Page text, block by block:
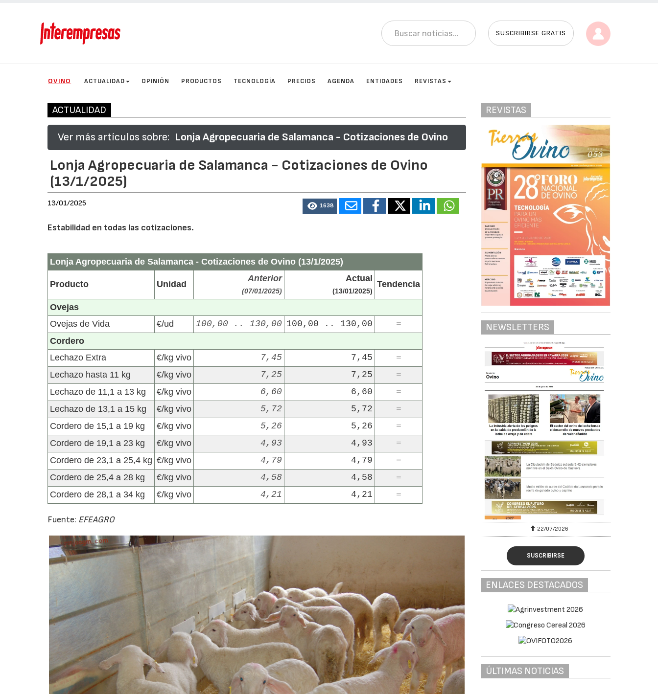
SUSCRIBIRSE GRATIS
OVINO ACTUALIDAD OPINIÓN PRODUCTOS TECNOLOGÍA PRECIOS AGENDA ENTIDADES REVISTAS
ACTUALIDAD
Ver más artículos sobre: Lonja Agropecuaria de Salamanca - Cotizaciones de Ovino
Lonja Agropecuaria de Salamanca - Cotizaciones de Ovino
(13/1/2025)
13/01/2025 1638
Estabilidad en todas las cotizaciones.
Lonja Agropecuaria de Salamanca - Cotizaciones de Ovino (13/1/2025)
Producto Unidad
Anterior
(07/01/2025)
Actual
(13/01/2025)
Tendencia
Ovejas
Ovejas de Vida
€/ud 100,00 .. 130,00 100,00 .. 130,00
=
Cordero
Lechazo Extra
€/kg vivo 7,45 7,45
=
Lechazo hasta 11 kg
€/kg vivo 7,25 7,25
=
Lechazo de 11,1 a 13 kg
€/kg vivo 6,60 6,60
=
Lechazo de 13,1 a 15 kg
€/kg vivo 5,72 5,72
=
Cordero de 15,1 a 19 kg
€/kg vivo 5,26 5,26
=
Cordero de 19,1 a 23 kg
€/kg vivo 4,93 4,93
=
Cordero de 23,1 a 25,4 kg €/kg vivo 4,79 4,79
=
Cordero de 25,4 a 28 kg
€/kg vivo 4,58 4,58
=
Cordero de 28,1 a 34 kg
€/kg vivo 4,21 4,21 =
Fuente: EFEAGRO
REVISTAS
NEWSLETTERS
22/07/2026
SUSCRIBIRSE
ENLACES DESTACADOS
ÚLTIMAS NOTICIAS